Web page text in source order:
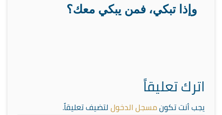
وإذا تبكي، فمن يبكي معك؟
اترك تعليقاً
يجب أنت تكونمسجل الدخوللتضيف تعليقاً.